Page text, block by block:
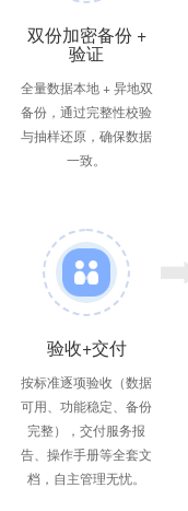
双份加密备份 +
验证
全量数据本地 + 异地双
备份，通过完整性校验
与抽样还原，确保数据
一致。
验收+交付
按标准逐项验收（数据
可用、功能稳定、备份
完整），交付服务报
告、操作手册等全套文
档，自主管理无忧。